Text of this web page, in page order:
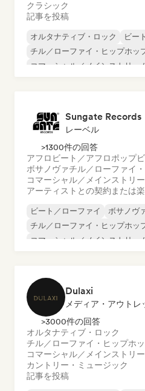
クラシック
記事を投稿
オルタナティブ・ロック
ビー
チル／ローファイ・ヒップホッ
コマーシャル／メインストリーム
Sungate Records
レーベル
>1300件の回答
アフロビート／アフロポップ
ボサノヴァチル／ローファイ
コマーシャル／メインストリ
アーティストとの契約または
ビート／ローファイ
ボサノヴ
チル／ローファイ・ヒップホッ
コマーシャル／メインストリーム
Dulaxi
メディア・アウトレ
>3000件の回答
オルタナティブ・ロック
チル／ローファイ・ヒップホ
コマーシャル／メインストリ
カントリー・ミュージック
記事を投稿